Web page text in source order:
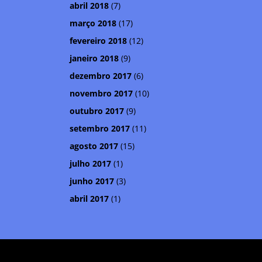
abril 2018 (7)
março 2018 (17)
fevereiro 2018 (12)
janeiro 2018 (9)
dezembro 2017 (6)
novembro 2017 (10)
outubro 2017 (9)
setembro 2017 (11)
agosto 2017 (15)
julho 2017 (1)
junho 2017 (3)
abril 2017 (1)